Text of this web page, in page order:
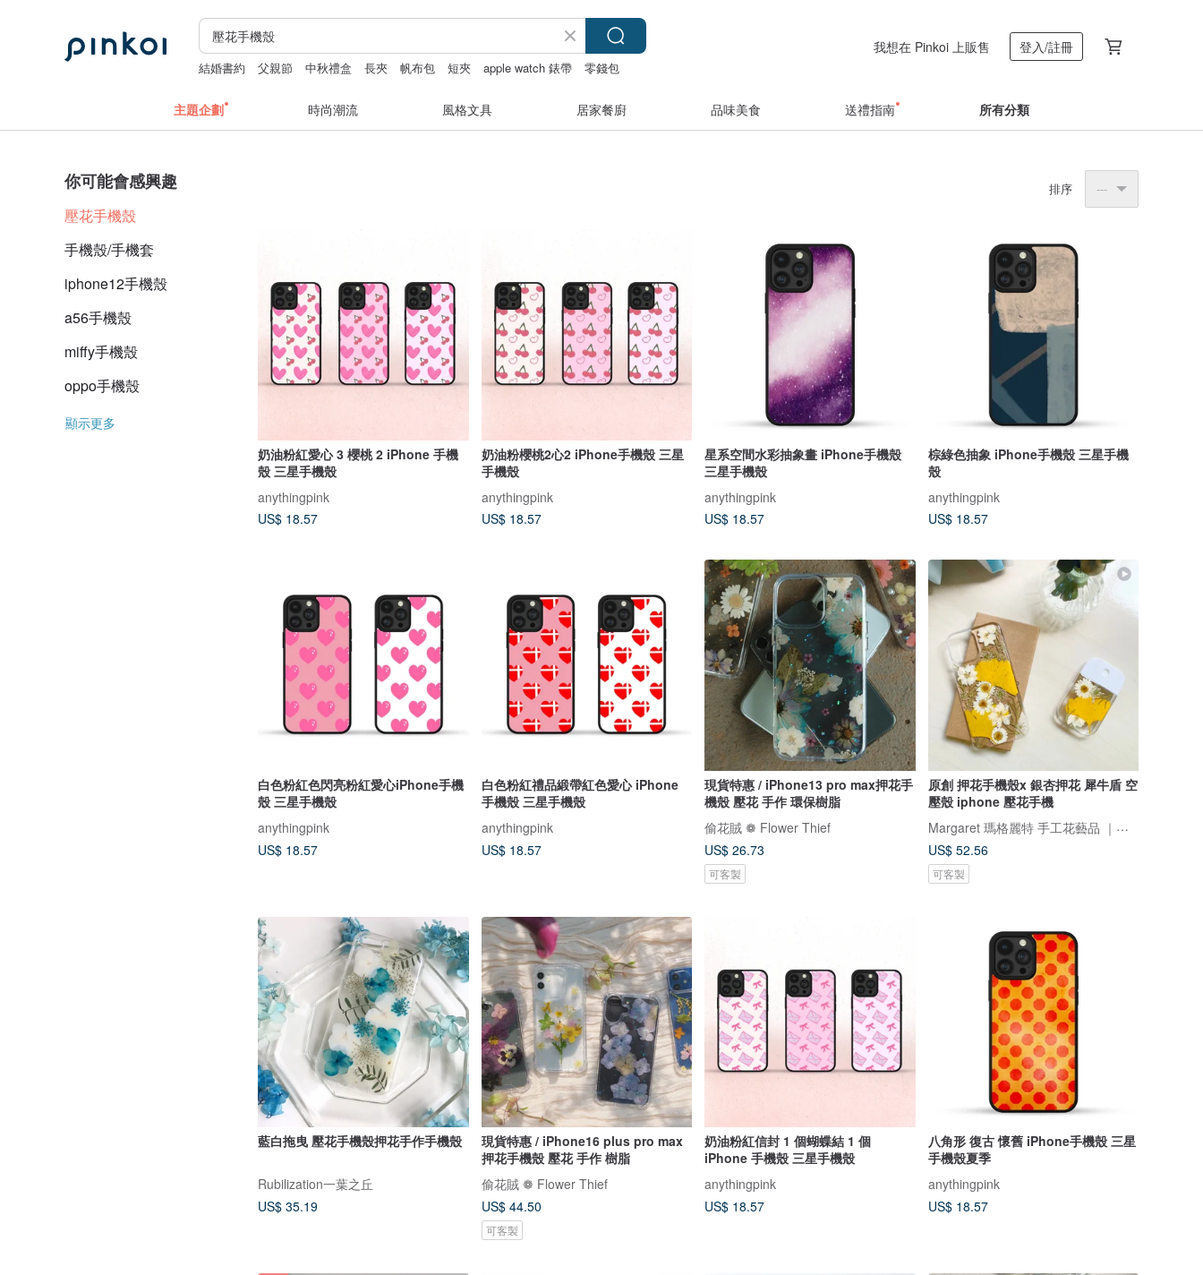
結婚書約 父親節 中秋禮盒 長夾 帆布包 短夾 apple watch 錶帶 零錢包
我想在 Pinkoi 上販售 登入/註冊
主題企劃 時尚潮流 風格文具 居家餐廚 品味美食 送禮指南 所有分類
你可能會感興趣
壓花手機殼
手機殼/手機套
iphone12手機殼
a56手機殼
miffy手機殼
oppo手機殼
顯示更多
排序 ---
奶油粉紅愛心 3 櫻桃 2 iPhone 手機
殼 三星手機殼
anythingpink
US$ 18.57
奶油粉櫻桃2心2 iPhone手機殼 三星
手機殼
anythingpink
US$ 18.57
星系空間水彩抽象畫 iPhone手機殼
三星手機殼
anythingpink
US$ 18.57
棕綠色抽象 iPhone手機殼 三星手機
殼
anythingpink
US$ 18.57
白色粉紅色閃亮粉紅愛心iPhone手機
殼 三星手機殼
anythingpink
US$ 18.57
白色粉紅禮品緞帶紅色愛心 iPhone
手機殼 三星手機殼
anythingpink
US$ 18.57
現貨特惠 / iPhone13 pro max押花手
機殼 壓花 手作 環保樹脂
偷花賊 ❁ Flower Thief
US$ 26.73
可客製
原創 押花手機殼x 銀杏押花 犀牛盾 空
壓殼 iphone 壓花手機
Margaret 瑪格麗特 手工花藝品 ｜押花｜手機殼｜酒精瓶｜婚禮小物
US$ 52.56
可客製
藍白拖曳 壓花手機殼押花手作手機殼
Rubilization一葉之丘
US$ 35.19
現貨特惠 / iPhone16 plus pro max
押花手機殼 壓花 手作 樹脂
偷花賊 ❁ Flower Thief
US$ 44.50
可客製
奶油粉紅信封 1 個蝴蝶結 1 個
iPhone 手機殼 三星手機殼
anythingpink
US$ 18.57
八角形 復古 懷舊 iPhone手機殼 三星
手機殼夏季
anythingpink
US$ 18.57